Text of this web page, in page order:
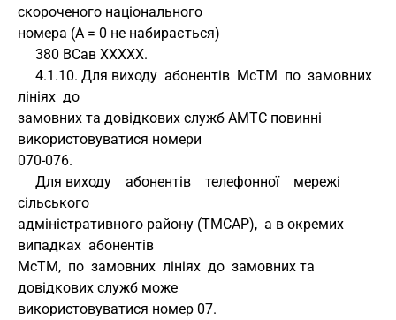
скороченого національного
номера (А = 0 не набирається)
     380 ВСав XXXXX.
лініях  до
замовних та довідкових служб АМТС повинні
використовуватися номери
070-076.
сільського
адміністративного району (ТМСАР),  а в окремих
випадках  абонентів
МсТМ,  по  замовних  лініях  до  замовних та
довідкових служб може
використовуватися номер 07.